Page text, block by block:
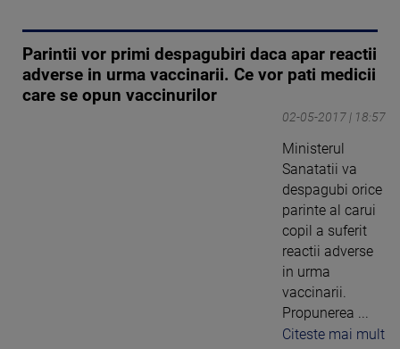
Parintii vor primi despagubiri daca apar reactii
adverse in urma vaccinarii. Ce vor pati medicii
care se opun vaccinurilor
02-05-2017 | 18:57
Ministerul
Sanatatii va
despagubi orice
parinte al carui
copil a suferit
reactii adverse
in urma
vaccinarii.
Propunerea ...
Citeste mai mult